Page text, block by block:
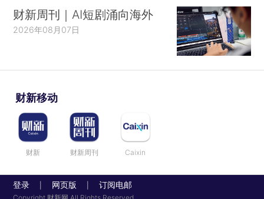
财新周刊｜AI短剧涌向海外
2026年08月07日
财新移动
财新 财新周刊 Caixin
登录 网页版 订阅电邮